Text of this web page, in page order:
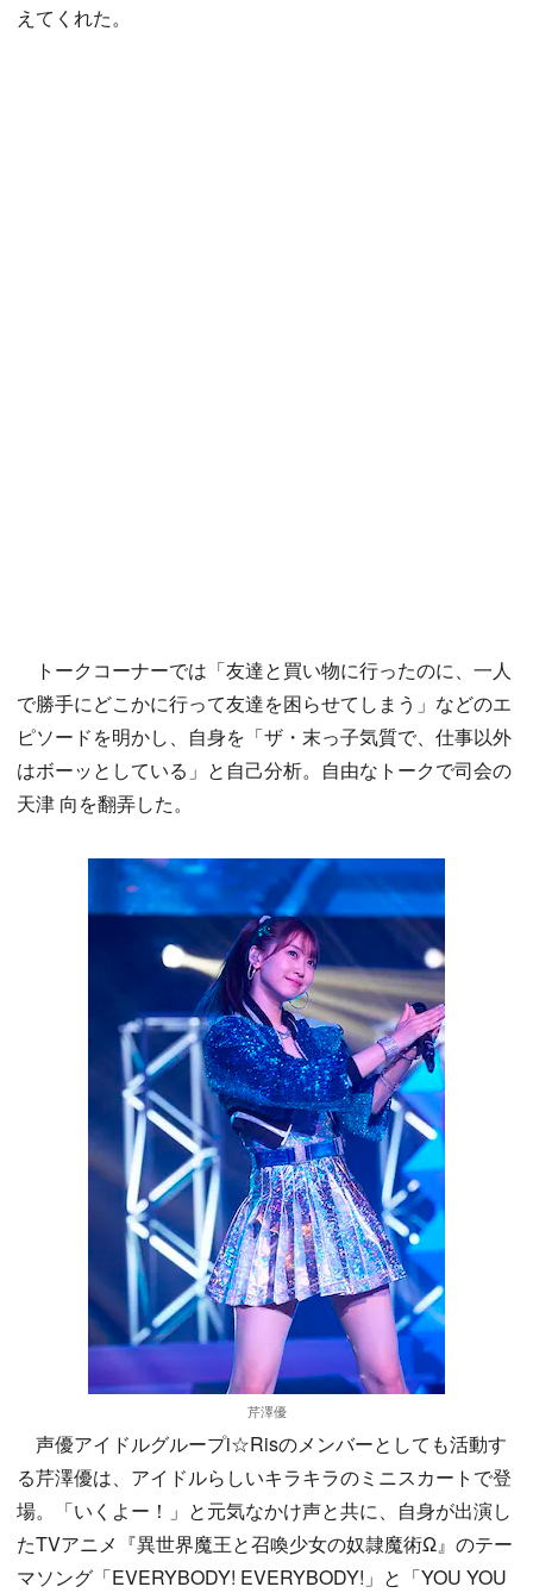
えてくれた。
トークコーナーでは「友達と買い物に行ったのに、一人
で勝手にどこかに行って友達を困らせてしまう」などのエ
ピソードを明かし、自身を「ザ・末っ子気質で、仕事以外
はボーッとしている」と自己分析。自由なトークで司会の
天津 向を翻弄した。
芹澤優
声優アイドルグループi☆Risのメンバーとしても活動す
る芹澤優は、アイドルらしいキラキラのミニスカートで登
場。「いくよー！」と元気なかけ声と共に、自身が出演し
たTVアニメ『異世界魔王と召喚少女の奴隷魔術Ω』のテー
マソング「EVERYBODY! EVERYBODY!」と「YOU YOU